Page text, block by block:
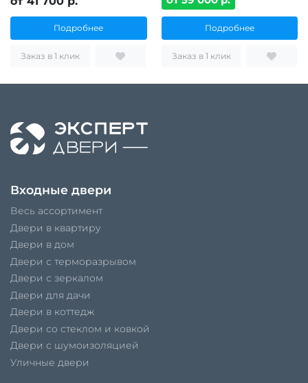
Подробнее
Заказ в 1 клик
Подробнее
Заказ в 1 клик
Входные двери
Весь ассортимент
Двери в квартиру
Двери в дом
Двери с терморазрывом
Двери с зеркалом
Двери для дачи
Двери в коттедж
Двери со стеклом и ковкой
Двери с шумоизоляцией
Уличные двери